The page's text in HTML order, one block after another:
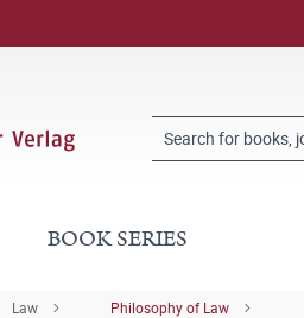
BOOK SERIES
Law Philosophy of Law